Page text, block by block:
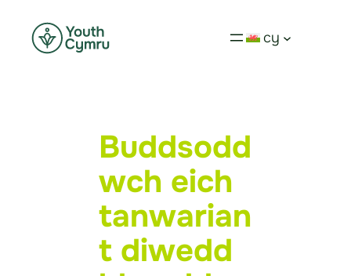
cy
Buddsodd
wch eich
tanwarian
t diwedd